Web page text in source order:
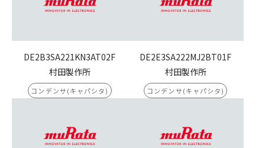
DE2B3SA221KN3AT02F
村田製作所
コンデンサ(キャパシタ)
DE2E3SA222MJ2BT01F
村田製作所
コンデンサ(キャパシタ)